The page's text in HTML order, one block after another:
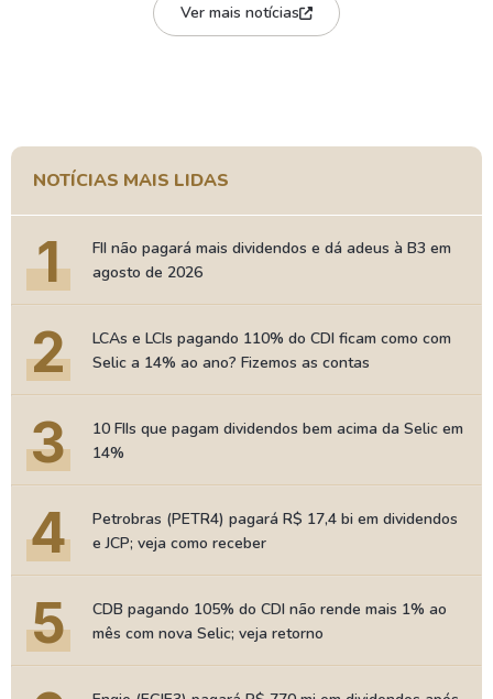
Ver mais notícias
NOTÍCIAS MAIS LIDAS
1
FII não pagará mais dividendos e dá adeus à B3 em
agosto de 2026
2
LCAs e LCIs pagando 110% do CDI ficam como com
Selic a 14% ao ano? Fizemos as contas
3
10 FIIs que pagam dividendos bem acima da Selic em
14%
4
Petrobras (PETR4) pagará R$ 17,4 bi em dividendos
e JCP; veja como receber
5
CDB pagando 105% do CDI não rende mais 1% ao
mês com nova Selic; veja retorno